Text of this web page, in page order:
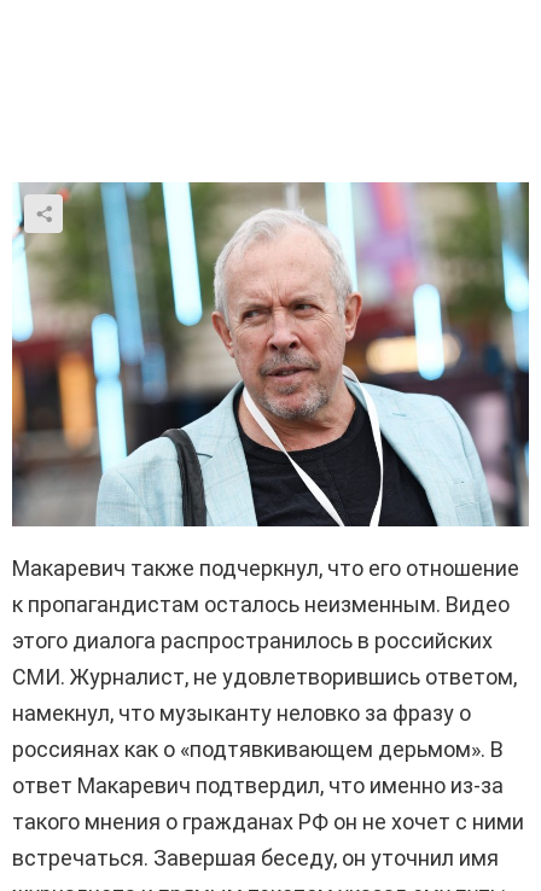
Макаревич также подчеркнул, что его отношение
к пропагандистам осталось неизменным. Видео
этого диалога распространилось в российских
СМИ. Журналист, не удовлетворившись ответом,
намекнул, что музыканту неловко за фразу о
россиянах как о «подтявкивающем дерьмом». В
ответ Макаревич подтвердил, что именно из-за
такого мнения о гражданах РФ он не хочет с ними
встречаться. Завершая беседу, он уточнил имя